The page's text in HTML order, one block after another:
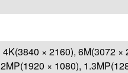
4K(3840 × 2160), 6M(3072 ×
2MP(1920 × 1080),